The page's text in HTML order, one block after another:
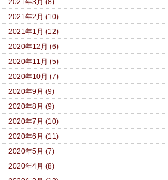
2021年3月 (8)
2021年2月 (10)
2021年1月 (12)
2020年12月 (6)
2020年11月 (5)
2020年10月 (7)
2020年9月 (9)
2020年8月 (9)
2020年7月 (10)
2020年6月 (11)
2020年5月 (7)
2020年4月 (8)